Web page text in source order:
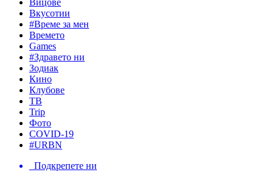
Вицове
Вкусотии
#Време за мен
Времето
Games
#Здравето ни
Зодиак
Кино
Клубове
ТВ
Trip
Фото
COVID-19
#URBN
Подкрепете ни